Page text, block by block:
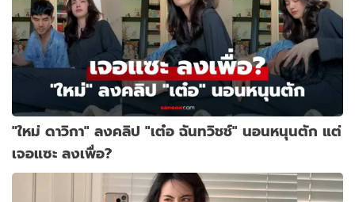
"ใหม่ ดาวิกา" ลงคลิป "เต๋อ ฉันทวิชช์" นอนหนุนตัก แต่
เจอแซะ ลงเพื่อ?